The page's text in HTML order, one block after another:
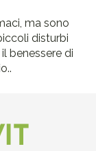
ma sono
disturbi
benessere di